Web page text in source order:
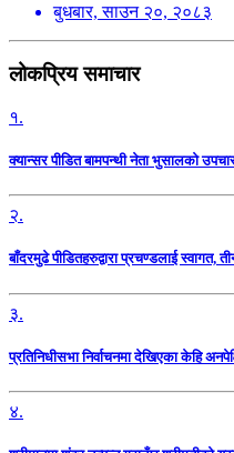
बुधबार, साउन २०, २०८३
लोकप्रिय समाचार
१.
क्यान्सर पीडित बामपन्थी नेता भुसालकाे
२.
बाँदरमुढे पीडितहरुद्वारा प्रचण्डलाई स्वागत,
३.
प्रतिनिधीसभा निर्वाचनमा देखिएका केहि
४.